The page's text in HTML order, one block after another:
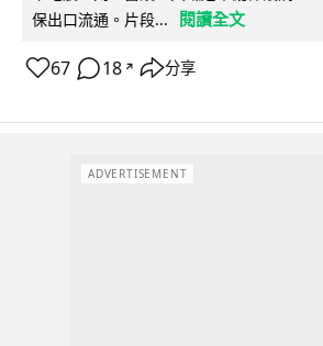
保出口流通。片段...
閱讀全文
67 18 ↗ 分享
ADVERTISEMENT